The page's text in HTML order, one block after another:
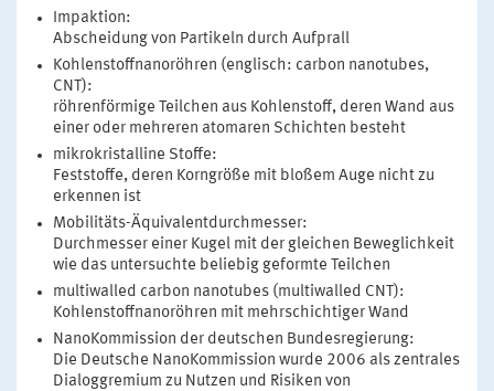
Impaktion:
Abscheidung von Partikeln durch Aufprall
Kohlenstoffnanoröhren (englisch: carbon nanotubes,
CNT):
röhrenförmige Teilchen aus Kohlenstoff, deren Wand aus
einer oder mehreren atomaren Schichten besteht
mikrokristalline Stoffe:
Feststoffe, deren Korngröße mit bloßem Auge nicht zu
erkennen ist
Mobilitäts-Äquivalentdurchmesser:
Durchmesser einer Kugel mit der gleichen Beweglichkeit
wie das untersuchte beliebig geformte Teilchen
multiwalled carbon nanotubes (multiwalled CNT):
Kohlenstoffnanoröhren mit mehrschichtiger Wand
NanoKommission der deutschen Bundesregierung:
Die Deutsche NanoKommission wurde 2006 als zentrales
Dialoggremium zu Nutzen und Risiken von